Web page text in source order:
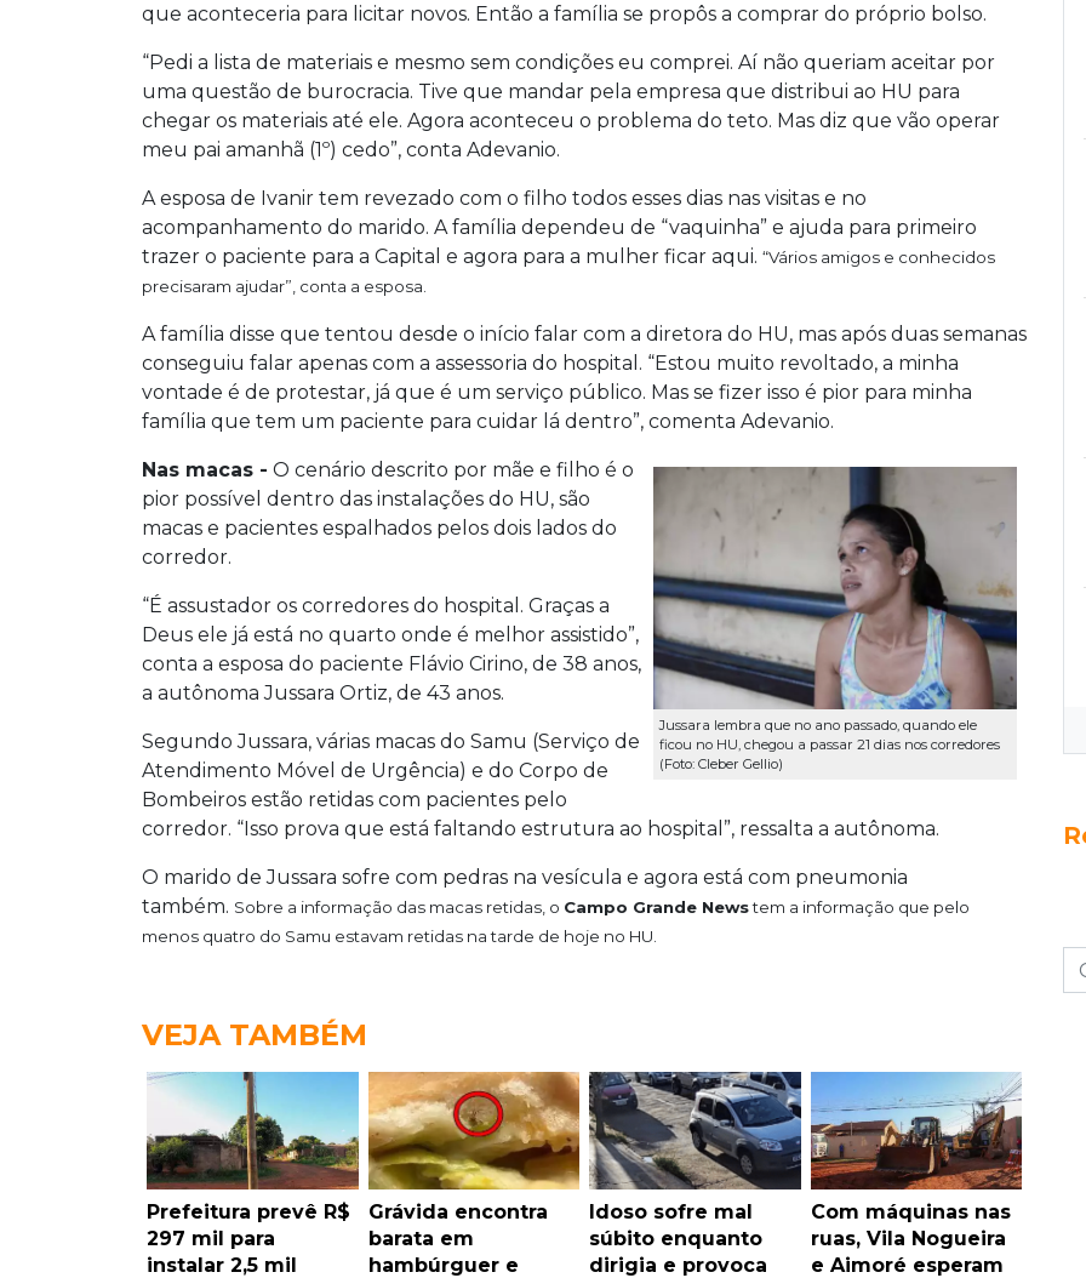
que aconteceria para licitar novos. Então a família se propôs a comprar do próprio bolso.
“Pedi a lista de materiais e mesmo sem condições eu comprei. Aí não queriam aceitar por
uma questão de burocracia. Tive que mandar pela empresa que distribui ao HU para
chegar os materiais até ele. Agora aconteceu o problema do teto. Mas diz que vão operar
meu pai amanhã (1º) cedo”, conta Adevanio.
A esposa de Ivanir tem revezado com o filho todos esses dias nas visitas e no
acompanhamento do marido. A família dependeu de “vaquinha” e ajuda para primeiro
trazer o paciente para a Capital e agora para a mulher ficar aqui. “Vários amigos e conhecidos
precisaram ajudar”, conta a esposa.
A família disse que tentou desde o início falar com a diretora do HU, mas após duas semanas
conseguiu falar apenas com a assessoria do hospital. “Estou muito revoltado, a minha
vontade é de protestar, já que é um serviço público. Mas se fizer isso é pior para minha
família que tem um paciente para cuidar lá dentro”, comenta Adevanio.
Jussara lembra que no ano passado, quando ele
ficou no HU, chegou a passar 21 dias nos corredores
(Foto: Cleber Gellio)
Nas macas - O cenário descrito por mãe e filho é o
pior possível dentro das instalações do HU, são
macas e pacientes espalhados pelos dois lados do
corredor.
“É assustador os corredores do hospital. Graças a
Deus ele já está no quarto onde é melhor assistido”,
conta a esposa do paciente Flávio Cirino, de 38 anos,
a autônoma Jussara Ortiz, de 43 anos.
Segundo Jussara, várias macas do Samu (Serviço de
Atendimento Móvel de Urgência) e do Corpo de
Bombeiros estão retidas com pacientes pelo
corredor. “Isso prova que está faltando estrutura ao hospital”, ressalta a autônoma.
O marido de Jussara sofre com pedras na vesícula e agora está com pneumonia
também. Sobre a informação das macas retidas, o Campo Grande Newstem a informação que pelo
menos quatro do Samu estavam retidas na tarde de hoje no HU
VEJA TAMBÉM
Prefeitura prevê R$
297 mil para
instalar 2,5 mil
Grávida encontra
barata em
hambúrguer e
Idoso sofre mal
súbito enquanto
dirigia e provoca
Com máquinas nas
ruas, Vila Nogueira
e Aimoré esperam